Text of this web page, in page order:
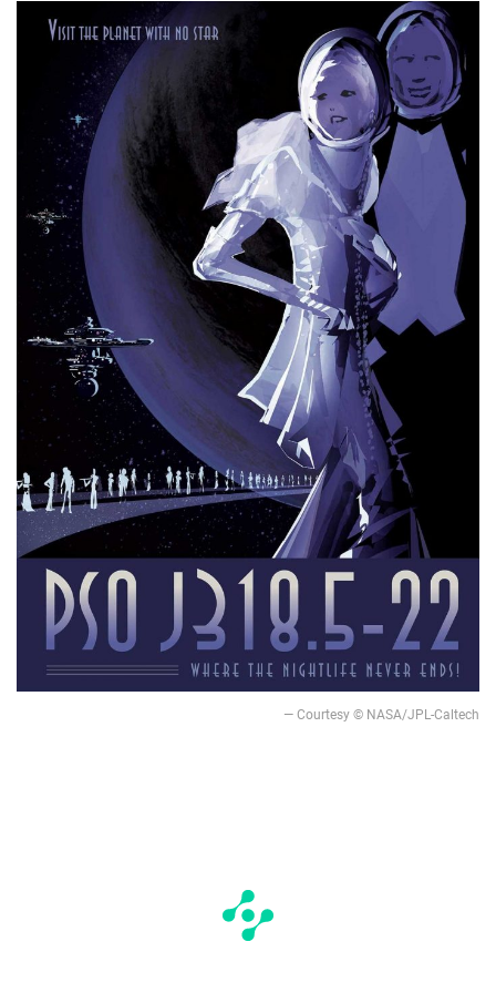
— Courtesy © NASA/JPL-Caltech